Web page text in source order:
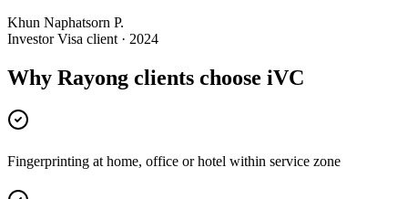
Khun Naphatsorn P.
Investor Visa client · 2024
Why Rayong clients choose iVC
Fingerprinting at home, office or hotel within service zone